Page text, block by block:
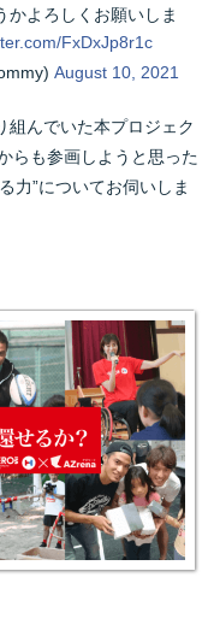
かよろしくお願いしま
FxDxJp8r1c
August 10, 2021
組んでいた本プロジェク
らも参画しようと思った
力”についてお伺いしま